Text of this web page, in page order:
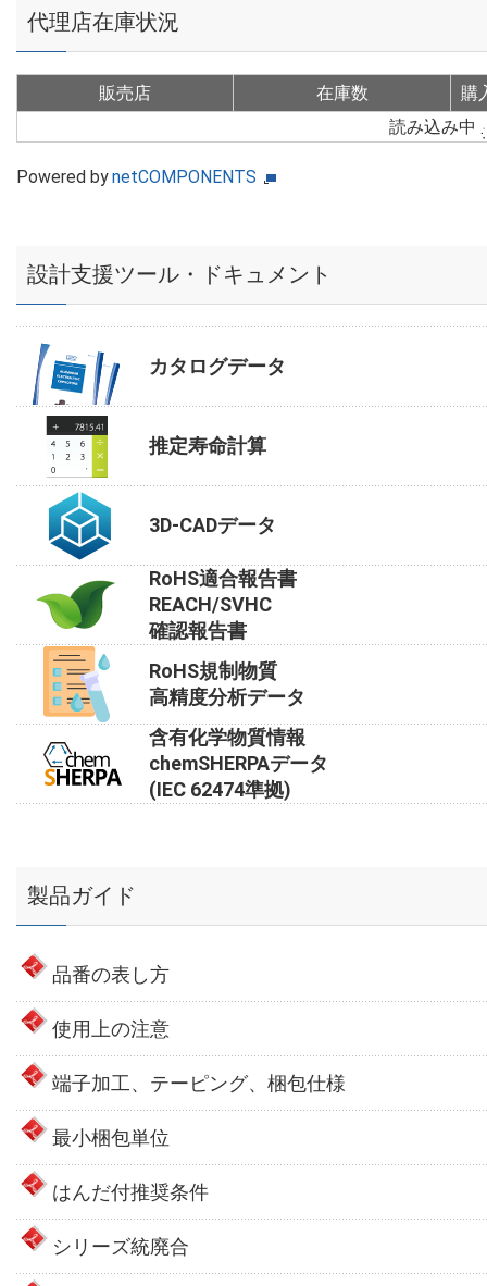
代理店在庫状況
販売店 在庫数
購
読み込み中
Powered bynetCOMPONENTS
設計支援ツール・ドキュメント
カタログデータ
推定寿命計算
3D-CADデータ
RoHS適合報告書
REACH/SVHC
確認報告書
RoHS規制物質
高精度分析データ
含有化学物質情報
chemSHERPAデータ
(IEC 62474準拠)
製品ガイド
品番の表し方
使用上の注意
端子加工、テーピング、梱包仕様
最小梱包単位
はんだ付推奨条件
シリーズ統廃合